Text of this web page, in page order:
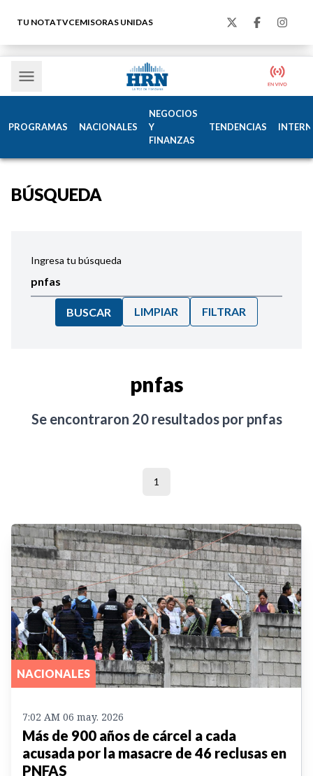
TU NOTATVCEMISORAS UNIDAS
PROGRAMAS NACIONALES
NEGOCIOS
Y
FINANZAS
TENDENCIAS
BÚSQUEDA
Ingresa tu búsqueda
BUSCAR LIMPIAR FILTRAR
pnfas
Se encontraron 20resultados por pnfas
1
NACIONALES
7:02 AM 06 may. 2026
Más de 900 años de cárcel a cada
acusada por la masacre de 46 reclusas en
PNFAS